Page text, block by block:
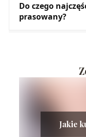
Do czego
prasowany?
Jakie